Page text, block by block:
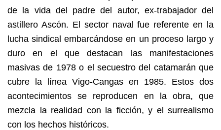
de la vida del padre del autor, ex-trabajador del
astillero Ascón. El sector naval fue referente en la
lucha sindical embarcándose en un proceso largo y
duro en el que destacan las manifestaciones
masivas de 1978 o el secuestro del catamarán que
cubre la línea Vigo-Cangas en 1985. Estos dos
acontecimientos se reproducen en la obra, que
mezcla la realidad con la ficción, y el surrealismo
con los hechos históricos.